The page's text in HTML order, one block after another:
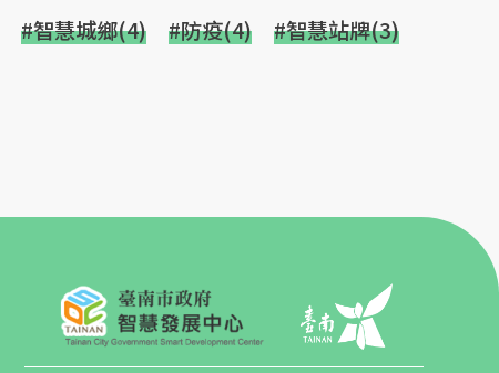
#智慧城鄉(4) #防疫(4)
#智慧站牌(3)